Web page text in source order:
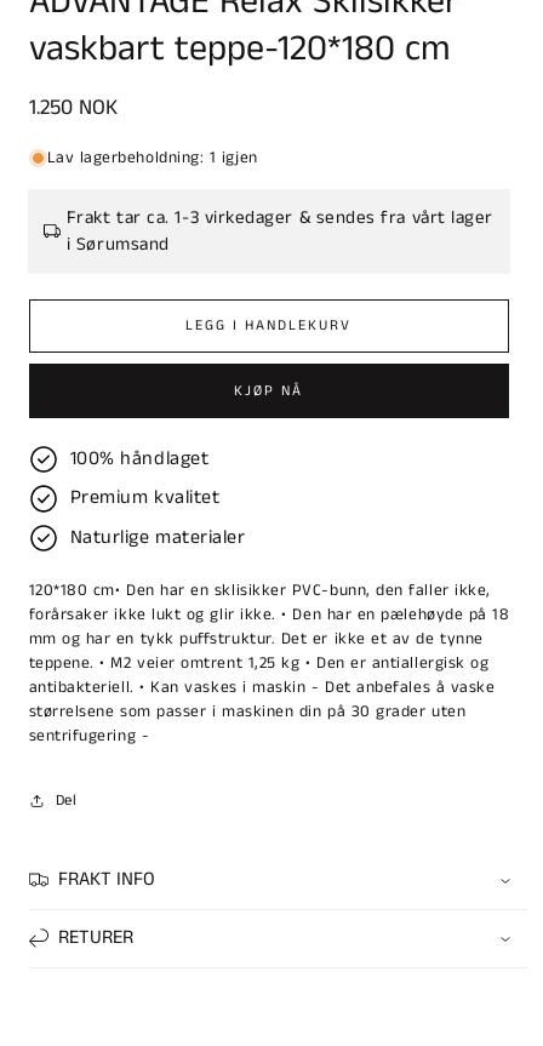
vaskbart teppe-120*180 cm
Vanlig
pris
1.250 NOK
Lav lagerbeholdning: 1 igjen
Frakt tar ca. 1-3 virkedager & sendes fra vårt lager
i Sørumsand
LEGG I HANDLEKURV
KJØP NÅ
100% håndlaget
Premium kvalitet
Naturlige materialer
120*180 cm• Den har en sklisikker PVC-bunn, den faller ikke,
forårsaker ikke lukt og glir ikke. • Den har en pælehøyde på 18
mm og har en tykk puffstruktur. Det er ikke et av de tynne
teppene. • M2 veier omtrent 1,25 kg • Den er antiallergisk og
antibakteriell. • Kan vaskes i maskin - Det anbefales å vaske
størrelsene som passer i maskinen din på 30 grader uten
sentrifugering -
Del
FRAKT INFO
RETURER